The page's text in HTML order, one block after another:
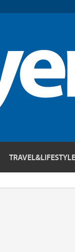
TRAVEL&LIFESTYLE